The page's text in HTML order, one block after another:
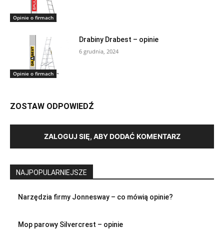
Opinie o firmach
Opinie o firmach
Drabiny Drabest – opinie
6 grudnia, 2024
ZOSTAW ODPOWIEDŹ
ZALOGUJ SIĘ, ABY DODAĆ KOMENTARZ
NAJPOPULARNIEJSZE
Narzędzia firmy Jonnesway – co mówią opinie?
Mop parowy Silvercrest – opinie